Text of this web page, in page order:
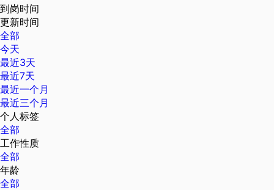
到岗时间
更新时间
全部
今天
最近3天
最近7天
最近一个月
最近三个月
个人标签
全部
工作性质
全部
年龄
全部